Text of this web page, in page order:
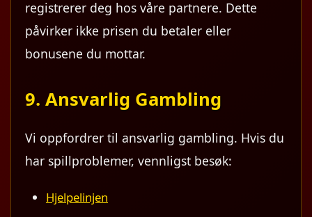
registrerer deg hos våre partnere. Dette
påvirker ikke prisen du betaler eller
bonusene du mottar.
9. Ansvarlig Gambling
Vi oppfordrer til ansvarlig gambling. Hvis du
har spillproblemer, vennligst besøk:
Hjelpelinjen